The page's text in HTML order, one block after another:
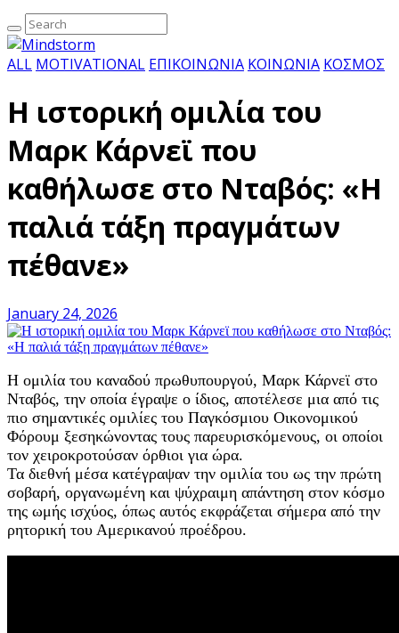
ALL MOTIVATIONAL ΕΠΙΚΟΙΝΩΝΙΑ ΚΟΙΝΩΝΙΑ ΚΟΣΜΟΣ
H ιστορική ομιλία του
Μαρκ Κάρνεϊ που
καθήλωσε στο Νταβός: «Η
παλιά τάξη πραγμάτων
πέθανε»
January 24, 2026
Η ομιλία του καναδού πρωθυπουργού, Μαρκ Κάρνεϊ στο
Νταβός, την οποία έγραψε ο ίδιος, αποτέλεσε μια από τις
πιο σημαντικές ομιλίες του Παγκόσμιου Οικονομικού
Φόρουμ ξεσηκώνοντας τους παρευρισκόμενους, οι οποίοι
τον χειροκροτούσαν όρθιοι για ώρα.
Τα διεθνή μέσα κατέγραψαν την ομιλία του ως την πρώτη
σοβαρή, οργανωμένη και ψύχραιμη απάντηση στον κόσμο
της ωμής ισχύος, όπως αυτός εκφράζεται σήμερα από την
ρητορική του Αμερικανού προέδρου.